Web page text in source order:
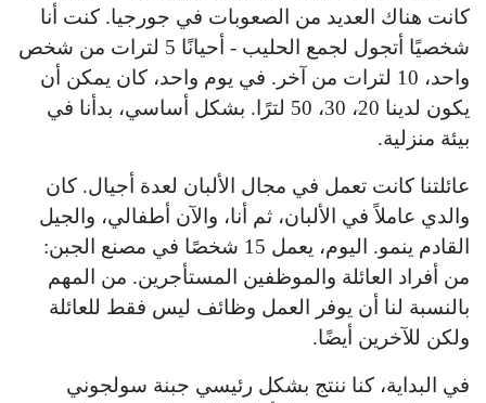
كانت هناك العديد من الصعوبات في جورجيا. كنت أنا
شخصيًا أتجول لجمع الحليب - أحيانًا 5 لترات من شخص
واحد، 10 لترات من آخر. في يوم واحد، كان يمكن أن
يكون لدينا 20، 30، 50 لترًا. بشكل أساسي، بدأنا في
بيئة منزلية.
عائلتنا كانت تعمل في مجال الألبان لعدة أجيال. كان
والدي عاملاً في الألبان، ثم أنا، والآن أطفالي، والجيل
القادم ينمو. اليوم، يعمل 15 شخصًا في مصنع الجبن:
من أفراد العائلة والموظفين المستأجرين. من المهم
بالنسبة لنا أن يوفر العمل وظائف ليس فقط للعائلة
ولكن للآخرين أيضًا.
في البداية، كنا ننتج بشكل رئيسي جبنة سولجوني